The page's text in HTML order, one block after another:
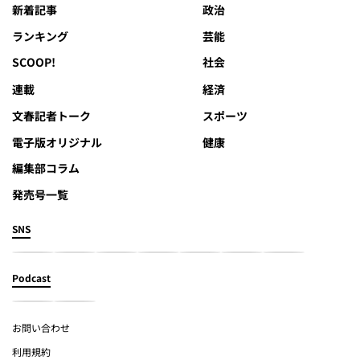
新着記事
ランキング
SCOOP!
連載
文春記者トーク
電子版オリジナル
編集部コラム
発売号一覧
政治
芸能
社会
経済
スポーツ
健康
SNS
Podcast
お問い合わせ
利用規約